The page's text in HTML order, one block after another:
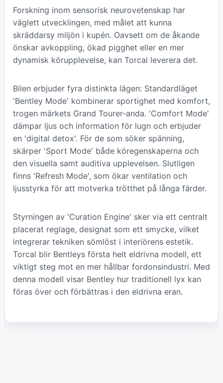
Forskning inom sensorisk neurovetenskap har
väglett utvecklingen, med målet att kunna
skräddarsy miljön i kupén. Oavsett om de åkande
önskar avkoppling, ökad pigghet eller en mer
dynamisk körupplevelse, kan Torcal leverera det.
Bilen erbjuder fyra distinkta lägen: Standardläget
'Bentley Mode' kombinerar sportighet med komfort,
trogen märkets Grand Tourer-anda. 'Comfort Mode'
dämpar ljus och information för lugn och erbjuder
en 'digital detox'. För de som söker spänning,
skärper 'Sport Mode' både köregenskaperna och
den visuella samt auditiva upplevelsen. Slutligen
finns 'Refresh Mode', som ökar ventilation och
ljusstyrka för att motverka trötthet på långa färder.
Styrningen av 'Curation Engine' sker via ett centralt
placerat reglage, designat som ett smycke, vilket
integrerar tekniken sömlöst i interiörens estetik.
Torcal blir Bentleys första helt eldrivna modell, ett
viktigt steg mot en mer hållbar fordonsindustri. Med
denna modell visar Bentley hur traditionell lyx kan
föras över och förbättras i den eldrivna eran.